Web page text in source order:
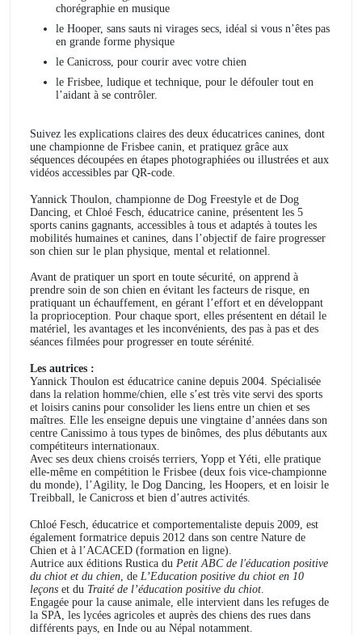
chorégraphie en musique
le Hooper, sans sauts ni virages secs, idéal si vous n’êtes pas
en grande forme physique
le Canicross, pour courir avec votre chien
le Frisbee, ludique et technique, pour le défouler tout en
l’aidant à se contrôler.
Suivez les explications claires des deux éducatrices canines, dont
une championne de Frisbee canin, et pratiquez grâce aux
séquences découpées en étapes photographiées ou illustrées et aux
vidéos accessibles par QR-code.
Yannick Thoulon, championne de Dog Freestyle et de Dog
Dancing, et Chloé Fesch, éducatrice canine, présentent les 5
sports canins gagnants, accessibles à tous et adaptés à toutes les
mobilités humaines et canines, dans l’objectif de faire progresser
son chien sur le plan physique, mental et relationnel.
Avant de pratiquer un sport en toute sécurité, on apprend à
prendre soin de son chien en évitant les facteurs de risque, en
pratiquant un échauffement, en gérant l’effort et en développant
la proprioception. Pour chaque sport, elles présentent en détail le
matériel, les avantages et les inconvénients, des pas à pas et des
séances filmées pour progresser en toute sérénité.
Les autrices :
Yannick Thoulon est éducatrice canine depuis 2004. Spécialisée
dans la relation homme/chien, elle s’est très vite servi des sports
et loisirs canins pour consolider les liens entre un chien et ses
maîtres. Elle les enseigne depuis une vingtaine d’années dans son
centre Canissimo à tous types de binômes, des plus débutants aux
compétiteurs internationaux.
Avec ses deux chiens croisés terriers, Yopp et Yéti, elle pratique
elle-même en compétition le Frisbee (deux fois vice-championne
du monde), l’Agility, le Dog Dancing, les Hoopers, et en loisir le
Treibball, le Canicross et bien d’autres activités.
Chloé Fesch, éducatrice et comportementaliste depuis 2009, est
également formatrice depuis 2012 dans son centre Nature de
Chien et à l’ACACED (formation en ligne).
Autrice aux éditions Rustica du Petit ABC de l'éducation positive
du chiot et du chien , de L’Education positive du chiot en 10
leçons et du Traité de l’éducation positive du chiot
Engagée pour la cause animale, elle intervient dans les refuges de
la SPA, les lycées agricoles et auprès des chiens des rues dans
différents pays, en Inde ou au Népal notamment.